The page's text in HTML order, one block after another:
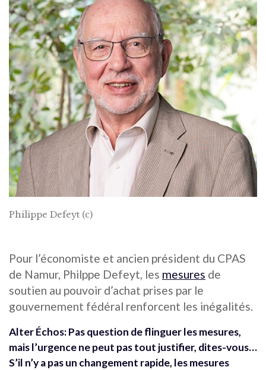
Philippe Defeyt (c)
Pour l’économiste et ancien président du CPAS
de Namur, Philppe Defeyt, les mesures de
soutien au pouvoir d’achat prises par le
gouvernement fédéral renforcent les inégalités.
Alter Échos: Pas question de flinguer les mesures,
mais l’urgence ne peut pas tout justifier, dites-vous…
S’il n’y a pas un changement rapide, les mesures